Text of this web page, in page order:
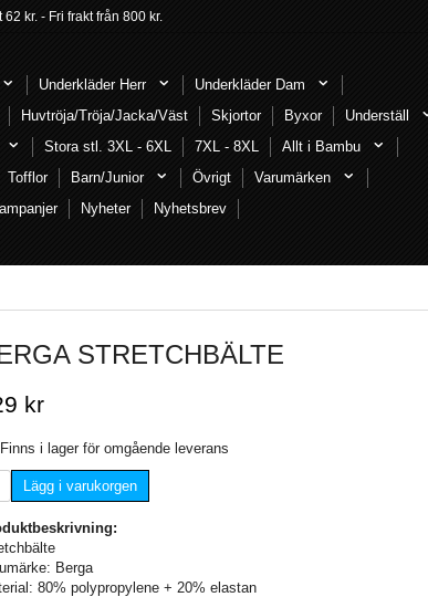
kr. - Fri frakt från 800 kr.
Underkläder Herr
Underkläder Dam
Huvtröja/Tröja/Jacka/Väst Skjortor Byxor
Underställ
Stora stl. 3XL - 6XL 7XL - 8XL
Allt i Bambu
Tofflor Barn/Junior Övrigt
Varumärken
Nyheter Nyhetsbrev
STRETCHBÄLTE
kr
Finns i lager för omgående leverans
Lägg i varukorgen
Berga
80% polypropylene + 20% elastan